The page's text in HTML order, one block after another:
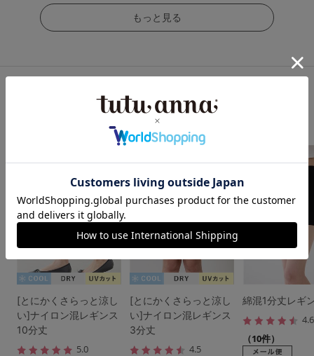
もっと見る
レギンス人気ランキング
[とにかくさらっと涼し
い]ナイロン混レギンス
10分丈
5.0
2
[とにかくさらっと涼し
い]ナイロン混レギンス
3分丈
4.5
綿混1分丈レギ
4.6
（10件）